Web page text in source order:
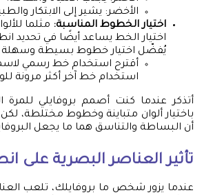
الأخضر: يشير إلى الابتكار
اختيار الخطوط المناسبة: مثلما
اختيار الخط يساعد أيضًا في تحديد
يُفضّل اختيار خطوط بسيطة وسهلة
أقترح استخدام خط رسمي
استخدام خط آخر أكثر مرونة
أتذكر عندما كنت أصمم بروفايلي للمرة
باختيار ألوان متباينة وخطوط مختلطة،
أن البساطة والتناسق هما ما يجعل
تأثير العناصر البصرية على
عندما يزور شخص ما بروفايلك، تلعب